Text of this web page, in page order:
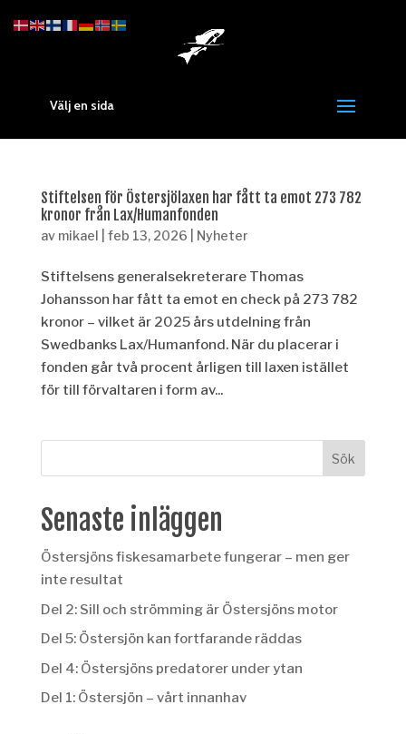
Välj en sida
Stiftelsen för Östersjölaxen har fått ta emot 273 782
kronor från Lax/Humanfonden
av mikael feb 13, 2026 Nyheter
Stiftelsens generalsekreterare Thomas
Johansson har fått ta emot en check på 273 782
kronor – vilket är 2025 års utdelning från
Swedbanks Lax/Humanfond. När du placerar i
fonden går två procent årligen till laxen istället
för till förvaltaren i form av...
Senaste inläggen
Östersjöns fiskesamarbete fungerar – men ger
inte resultat
Del 2: Sill och strömming är Östersjöns motor
Del 5: Östersjön kan fortfarande räddas
Del 4: Östersjöns predatorer under ytan
Del 1: Östersjön – vårt innanhav